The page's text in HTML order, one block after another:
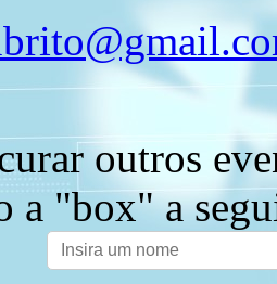
outros
a "box" a